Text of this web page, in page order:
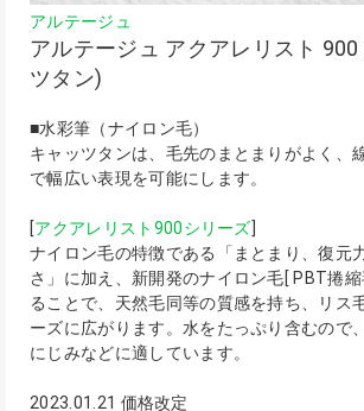
アルテージュ
アルテージュ アクアレリスト 900
ツタン)
■水彩筆（ナイロン毛）
キャッツタンは、毛先のまとまりがよく、
で幅広い表現を可能にします。
[アクアレリスト900シリーズ
ナイロン毛の特徴である「まとまり、復元
さ」に加え、新開発のナイロン毛[ PBT捲
ることで、天然毛同等の質感を持ち、リス
ーズに広がります。水をたっぷり含むので
にじみなどに適しています。
2023.01.21 価格改定